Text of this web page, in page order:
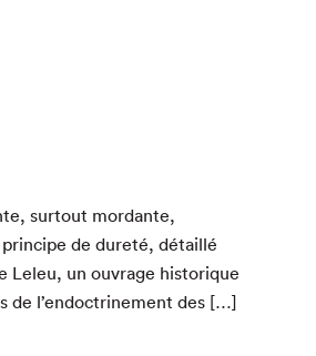
surtout mor­dante,
de dureté, détail­lé
Leleu, un ouvrage his­torique
de l’endoctrinement des […]